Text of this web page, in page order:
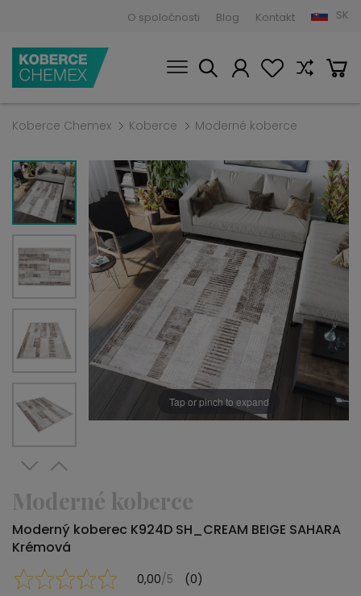
O spoločnosti Blog Kontakt SK
Koberce Chemex Koberce Moderné koberce
Tap or pinch to expand
Moderné koberce
Moderný koberec K924D SH_CREAM BEIGE SAHARA
Krémová
0,00/5 (0)